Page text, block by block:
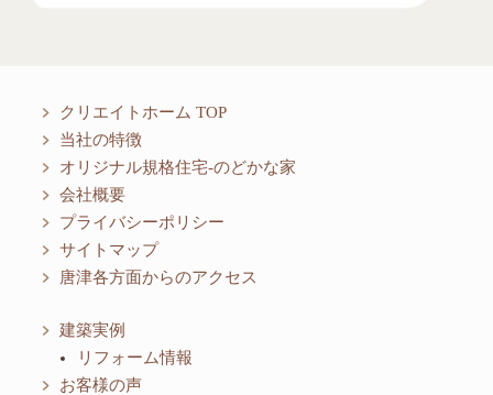
クリエイトホーム TOP
当社の特徴
オリジナル規格住宅-のどかな家
会社概要
プライバシーポリシー
サイトマップ
唐津各方面からのアクセス
建築実例
リフォーム情報
お客様の声